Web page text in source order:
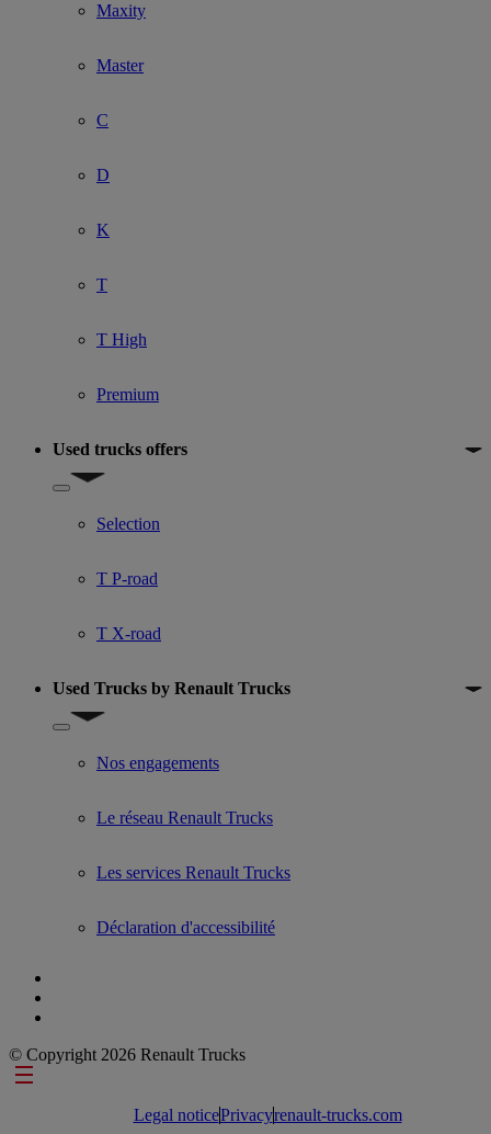
Maxity
Master
C
D
K
T
T High
Premium
Used trucks offers
Show submenu for Used trucks offers
Selection
T P-road
T X-road
Used Trucks by Renault Trucks
Show submenu for Used Trucks by Renault Trucks
Nos engagements
Le réseau Renault Trucks
Les services Renault Trucks
Déclaration d'accessibilité
© Copyright 2026 Renault Trucks
Footer links
Legal noticePrivacyrenault-trucks.com